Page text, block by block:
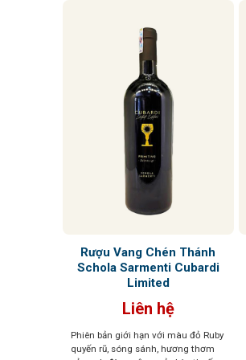
Rượu Vang Chén Thánh
Schola Sarmenti Cubardi
Limited
Liên hệ
Phiên bản giới hạn với màu đỏ Ruby
quyến rũ, sóng sánh, hương thơm